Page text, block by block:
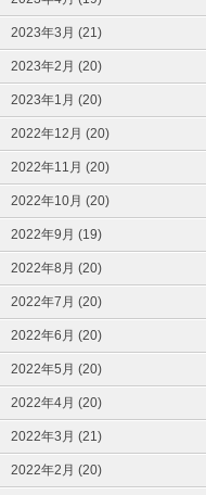
2023年3月 (21)
2023年2月 (20)
2023年1月 (20)
2022年12月 (20)
2022年11月 (20)
2022年10月 (20)
2022年9月 (19)
2022年8月 (20)
2022年7月 (20)
2022年6月 (20)
2022年5月 (20)
2022年4月 (20)
2022年3月 (21)
2022年2月 (20)